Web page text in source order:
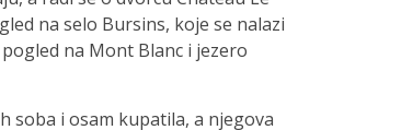
na selo Bursins, koje se nalazi
na Mont Blanc i jezero
soba i osam kupatila, a njegova